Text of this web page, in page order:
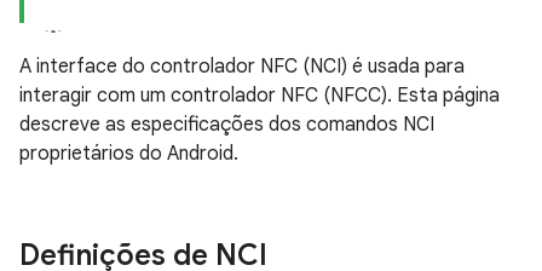
A interface do controlador NFC (NCI) é usada para
interagir com um controlador NFC (NFCC). Esta página
descreve as especificações dos comandos NCI
proprietários do Android.
Definições de NCI